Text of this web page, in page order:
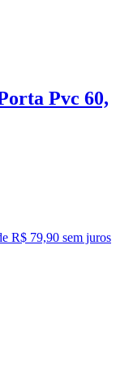
Pvc 60,
R$ 79,90 sem juros